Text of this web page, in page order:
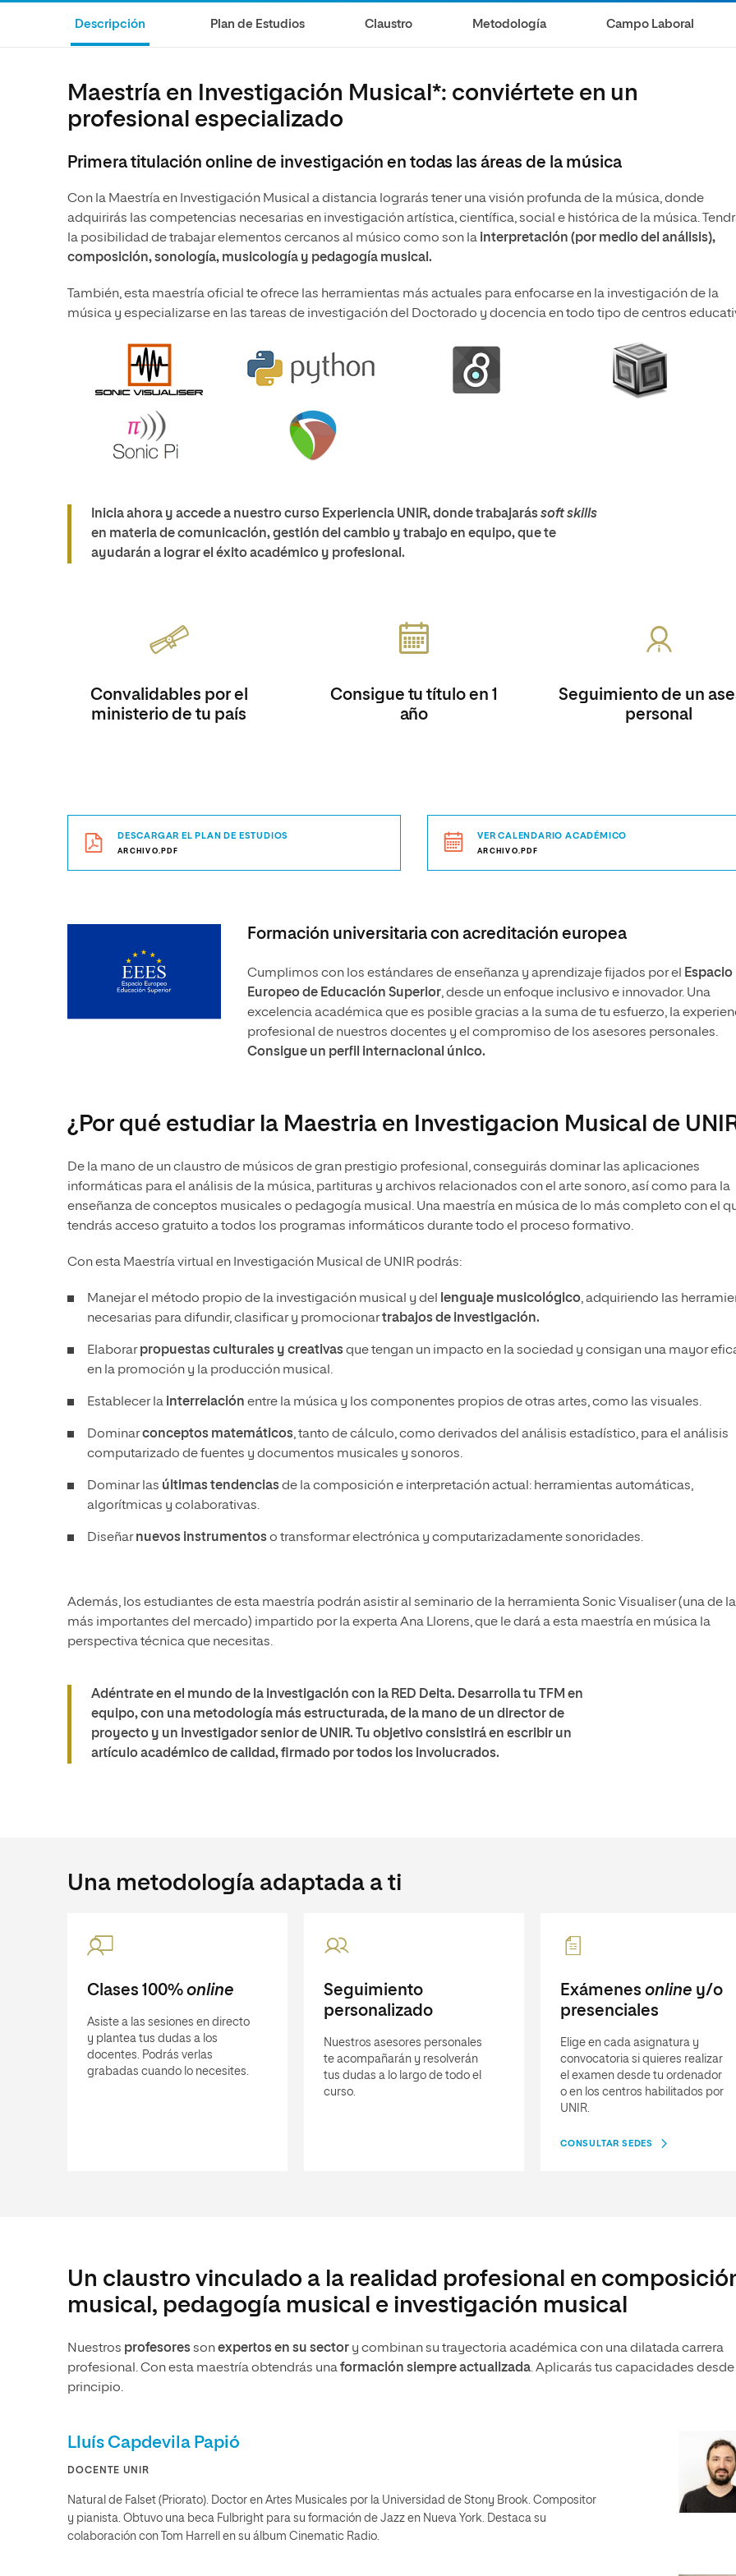
Ciencias Sociales
Ciencias de la Salud
Artes
Música
Maestría Universitaria en Pedagogía Musical
Ciencias de la Salud
Desarrollo
Maestría en Enseñanza del Inglés
como Lengua Extranjera
Humanidades
Administración de la Salud
Descripción Plan de Estudios Claustro Metodología Campo Laboral
Maestría en Investigación Musical*: conviértete en un
profesional especializado
Primera titulación online de investigación en todas las áreas de la música
Con la Maestría en Investigación Musical a distancia lograrás tener una visión profunda de la música, donde
adquirirás las competencias necesarias en investigación artística, científica, social e histórica de la música.
la posibilidad de trabajar elementos cercanos al músico como son la interpretación (por medio del análisis),
composición, sonología, musicología y pedagogía musical.
También, esta maestría oficial te ofrece las herramientas más actuales para enfocarse en la investigación de la
música y especializarse en las tareas de investigación del Doctorado y docencia en todo tipo de centros
Inicia ahora y accede a nuestro curso Experiencia UNIR, donde trabajarássoft skills
en materia de comunicación, gestión del cambio y trabajo en equipo, que te
ayudarán a lograr el éxito académico y profesional.
Convalidables por el
ministerio de tu país
Consigue tu título en 1
año
Seguimiento de un
personal
DESCARGAR EL PLAN DE ESTUDIOS
ARCHIVO.PDF
VER CALENDARIO ACADÉMICO
ARCHIVO.PDF
Formación universitaria con acreditación europea
Cumplimos con los estándares de enseñanza y aprendizaje fijados por el
Espacio
Europeo de Educación Superior, desde un enfoque inclusivo e innovador. Una
excelencia académica que es posible gracias a la suma de tu esfuerzo, la
profesional de nuestros docentes y el compromiso de los asesores personales.
Consigue un perfil internacional único.
¿Por qué estudiar la Maestria en Investigacion Musical de
De la mano de un claustro de músicos de gran prestigio profesional, conseguirás dominar las aplicaciones
informáticas para el análisis de la música, partituras y archivos relacionados con el arte sonoro, así como para la
enseñanza de conceptos musicales o pedagogía musical. Una maestría en música de lo más completo con el
tendrás acceso gratuito a todos los programas informáticos durante todo el proceso formativo.
Con esta Maestría virtual en Investigación Musical de UNIR podrás:
Manejar el método propio de la investigación musical y del lenguaje musicológico, adquiriendo las
necesarias para difundir, clasificar y promocionartrabajos de investigación.
Elaborarpropuestas culturales y creativasque tengan un impacto en la sociedad y consigan una mayor
en la promoción y la producción musical.
Establecer la interrelación entre la música y los componentes propios de otras artes, como las visuales.
Dominarconceptos matemáticos, tanto de cálculo, como derivados del análisis estadístico, para el análisis
computarizado de fuentes y documentos musicales y sonoros.
Dominar las últimas tendenciasde la composición e interpretación actual: herramientas automáticas,
algorítmicas y colaborativas.
Diseñarnuevos instrumentoso transformar electrónica y computarizadamente sonoridades.
Además, los estudiantes de esta maestría podrán asistir al seminario de la herramienta Sonic Visualiser (una de
más importantes del mercado) impartido por la experta Ana Llorens, que le dará a esta maestría en música la
perspectiva técnica que necesitas.
Adéntrate en el mundo de la investigación con la RED Delta. Desarrolla tu TFM en
equipo, con una metodología más estructurada, de la mano de un director de
proyecto y un investigador senior de UNIR. Tu objetivo consistirá en escribir un
artículo académico de calidad, firmado por todos los involucrados.
Una metodología adaptada a ti
Clases 100% online
Asiste a las sesiones en directo
y plantea tus dudas a los
docentes. Podrás verlas
grabadas cuando lo necesites.
Seguimiento
personalizado
Nuestros asesores personales
te acompañarán y resolverán
tus dudas a lo largo de todo el
curso.
Exámenes online y/o
presenciales
Elige en cada asignatura y
convocatoria si quieres realizar
el examen desde tu ordenador
o en los centros habilitados por
UNIR.
CONSULTAR SEDES
Un claustro vinculado a la realidad profesional en
musical, pedagogía musical e investigación musical
Nuestros profesoressonexpertos en su sector y combinan su trayectoria académica con una dilatada carrera
profesional. Con esta maestría obtendrás unaformación siempre actualizada. Aplicarás tus capacidades desde
principio.
Lluís Capdevila Papió
DOCENTE UNIR
Natural de Falset (Priorato). Doctor en Artes Musicales por la Universidad de Stony Brook. Compositor
y pianista. Obtuvo una beca Fulbright para su formación de Jazz en Nueva York. Destaca su
colaboración con Tom Harrell en su álbum Cinematic Radio.